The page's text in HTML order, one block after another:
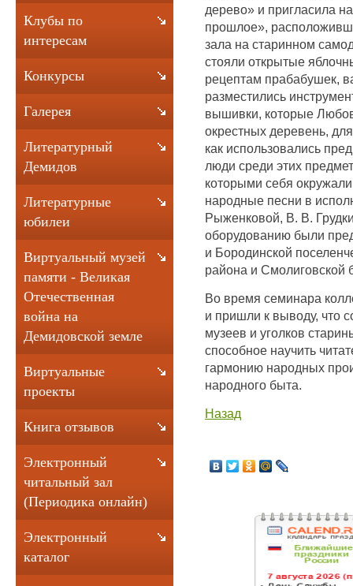
дерево» и пригласила
прошлое»,
зала на старинном
стояли открытые
рецептам прабабушек,
разместились
вышивки, которые
окрестных деревень,
как использовались
люди среди этих
которыми себя
народные песни в
Рыженковой, В. В.
оборудованию были
и Бородинской
района и Смолиговской
Во время семинара
и пришли к выводу, что
музеев и уголков
способное научить
гармонию народных
народного быта.
Назад
Клубы по
интересам
Конкурсы
Галерея
Литературный
Демидов
Литературные
юбилеи
Виртуальный музей
памяти - Великая
Отечественная
война на
Демидовской земле
Виртуальные
проекты
Книга отзывов
Электронный
читальный зал
(Периодика онлайн)
Электронный
каталог